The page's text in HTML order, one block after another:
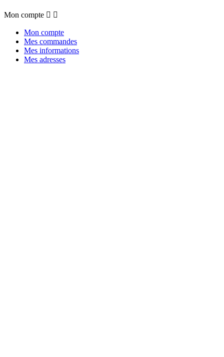
Mon compte  
Mon compte
Mes commandes
Mes informations
Mes adresses